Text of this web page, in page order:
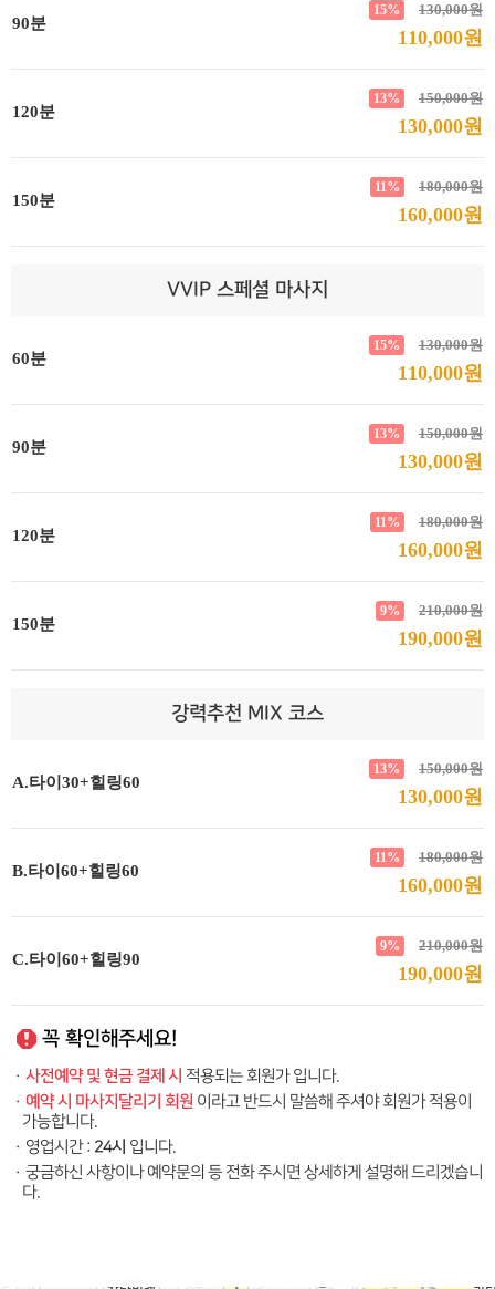
90분
130,000원
15%
110,000원
120분
150,000원
13%
130,000원
150분
180,000원
11%
160,000원
VVIP 스페셜 마사지
60분
130,000원
15%
110,000원
90분
150,000원
13%
130,000원
120분
180,000원
11%
160,000원
150분
210,000원
9%
190,000원
강력추천 MIX 코스
A.타이30+힐링60
150,000원
13%
130,000원
B.타이60+힐링60
180,000원
11%
160,000원
C.타이60+힐링90
210,000원
9%
190,000원
꼭 확인해주세요!
· 사전예약 및 현금 결제 시 적용되는 회원가 입니다.
· 예약 시 마사지달리기 회원 이라고 반드시 말씀해 주셔야 회원가 적용이
가능합니다.
· 영업시간 : 24시 입니다.
· 궁금하신 사항이나 예약문의 등 전화 주시면 상세하게 설명해 드리겠습니
다.